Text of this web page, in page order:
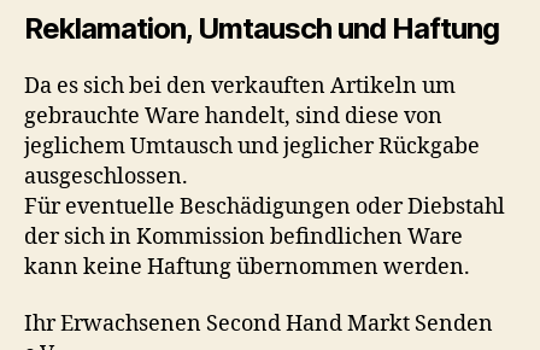
Reklamation, Umtausch und Haftung
Da es sich bei den verkauften Artikeln um
gebrauchte Ware handelt, sind diese von
jeglichem Umtausch und jeglicher Rückgabe
ausgeschlossen.
Für eventuelle Beschädigungen oder Diebstahl
der sich in Kommission befindlichen Ware
kann keine Haftung übernommen werden.
Ihr Erwachsenen Second Hand Markt Senden